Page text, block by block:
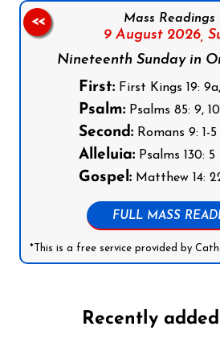
Mass Readings
9 August 2026,
Nineteenth Sunday in
First: First Kings 19: 9a,
Psalm: Psalms 85: 9, 10,
Second: Romans 9: 1-5
Alleluia: Psalms 130: 5
Gospel: Matthew 14:
FULL MASS
*This is a free service provided by
<<
Recently